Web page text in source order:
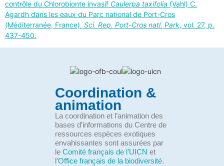
contrôle du Chlorobionte invasif Caulerpa taxifolia (Vahl) C.
Agardh dans les eaux du Parc national de Port-Cros
(Méditerranée, France). Sci. Rep. Port-Cros natl. Park, vol. 27, p.
437-450.
Coordination &
animation
La coordination et l’animation des
bases d’informations du Centre de
ressources espèces exotiques
envahissantes sont assurées par
le Comité français de l’UICN et
l’Office français de la biodiversité.